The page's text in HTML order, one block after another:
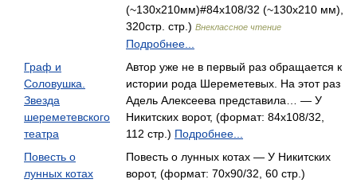
(~130x210мм)#84x108/32 (~130x210 мм),
320стр. стр.) Внеклассное чтение
Подробнее...
Граф и
Соловушка.
Звезда
шереметевского
театра
Автор уже не в первый раз обращается к
истории рода Шереметевых. На этот раз
Адель Алексеева представила… — У
Никитских ворот, (формат: 84x108/32,
112 стр.) Подробнее...
Повесть о
лунных котах
Повесть о лунных котах — У Никитских
ворот, (формат: 70x90/32, 60 стр.)